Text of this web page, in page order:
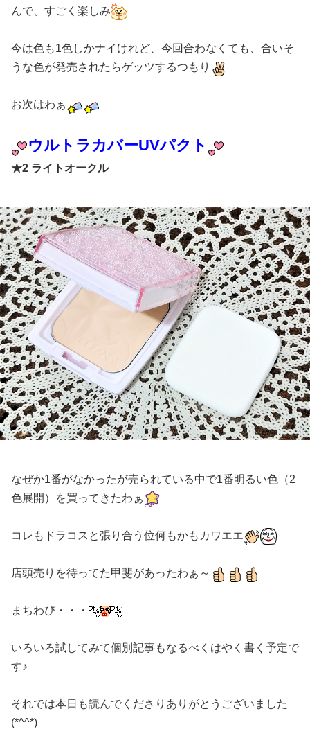
んで、すごく楽しみ
今は色も1色しかナイけれど、今回合わなくても、合いそ
うな色が発売されたらゲッツするつもり
お次はわぁ
ウルトラカバーUVパクト
★2 ライトオークル
なぜか1番がなかったが売られている中で1番明るい色（2
色展開）を買ってきたわぁ
コレもドラコスと張り合う位何もかもカワエエ
店頭売りを待ってた甲斐があったわぁ～
まちわび・・・
いろいろ試してみて個別記事もなるべくはやく書く予定で
す♪
それでは本日も読んでくださりありがとうございました
(*^^*)